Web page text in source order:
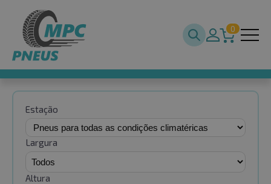
0
Estação
Largura
Altura